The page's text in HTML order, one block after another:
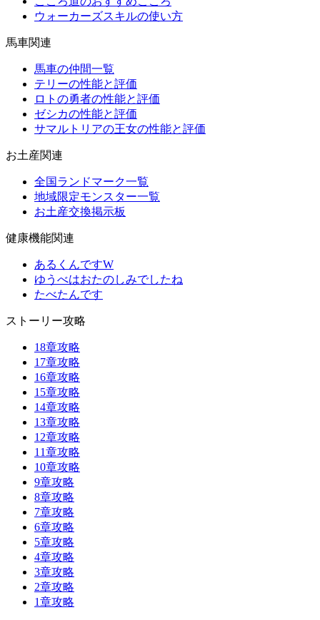
ウォーカーズスキルの使い方
馬車関連
馬車の仲間一覧
テリーの性能と評価
ロトの勇者の性能と評価
ゼシカの性能と評価
サマルトリアの王女の性能と評価
お土産関連
全国ランドマーク一覧
地域限定モンスター一覧
お土産交換掲示板
健康機能関連
あるくんですW
ゆうべはおたのしみでしたね
たべたんです
ストーリー攻略
18章攻略
17章攻略
16章攻略
15章攻略
14章攻略
13章攻略
12章攻略
11章攻略
10章攻略
9章攻略
8章攻略
7章攻略
6章攻略
5章攻略
4章攻略
3章攻略
2章攻略
1章攻略